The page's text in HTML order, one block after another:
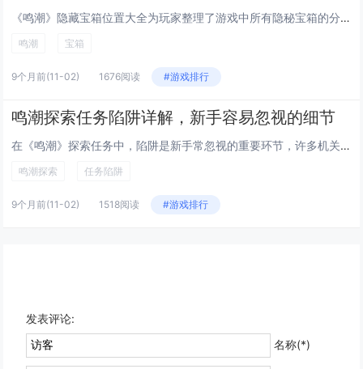
《鸣潮》隐藏宝箱位置大全为玩家整理了游戏中所有隐秘宝箱的分布点，通过一张详细地图全面标注了各区域宝箱的具体位置，帮助玩家...
鸣潮 宝箱
9个月前(11-02) 1676阅读 #游戏排行
鸣潮探索任务陷阱详解，新手容易忽视的细节
在《鸣潮》探索任务中，陷阱是新手常忽视的重要环节，许多机关看似普通，实则暗藏杀机，如地面裂缝、异常光影或静止的装置，往往...
鸣潮探索 任务陷阱
9个月前(11-02) 1518阅读 #游戏排行
发表评论:
名称(*)